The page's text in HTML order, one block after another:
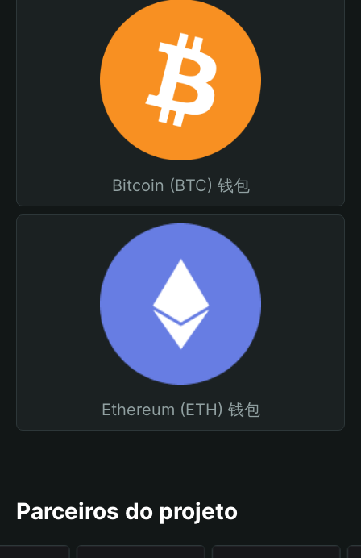
Bitcoin (BTC) 钱包
Ethereum (ETH) 钱包
Parceiros do projeto